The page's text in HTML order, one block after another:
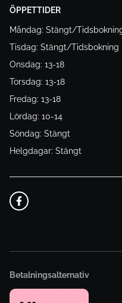
ÖPPETTIDER
Måndag: Stängt/
Tisdag: Stängt/Tidsbokning
Onsdag: 13-18
Torsdag: 13-18
Fredag: 13-18
Lördag: 10-14
Söndag: Stängt
Helgdagar: Stängt
Betalningsalternativ